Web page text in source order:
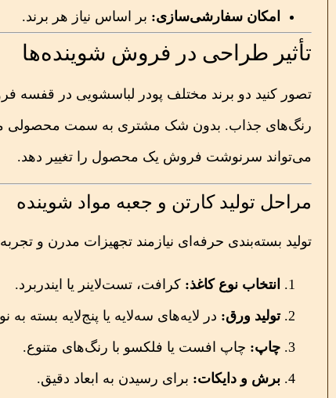
امکان سفارشی‌سازی: بر اساس نیاز هر برند.
تأثیر طراحی در فروش شوینده‌ها
تصور کنید دو برند مختلف پودر لباسشویی در قفسه
رنگ‌های جذاب. بدون شک مشتری به سمت محصولی
می‌تواند سرنوشت فروش یک محصول را تغییر دهد.
مراحل تولید کارتن و جعبه مواد شوینده
تولید بسته‌بندی حرفه‌ای نیازمند تجهیزات مدرن و
انتخاب نوع کاغذ: کرافت، تست‌لاینر یا ایندربرد.
تولید ورق: در لایه‌های سه‌لایه یا پنج‌لایه بسته
چاپ: چاپ افست یا فلکسو با رنگ‌های متنوع.
برش و دایکات: برای رسیدن به ابعاد دقیق.